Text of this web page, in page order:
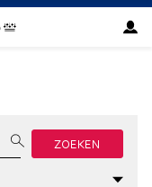
ZOEKEN